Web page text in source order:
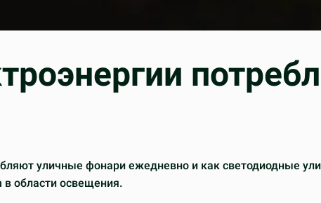
уличные фонари ежедневно и как светодиодные
области освещения.